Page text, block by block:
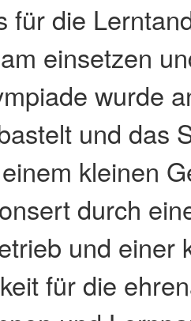
für die
einsetzen
wurde
und das
kleinen
durch
und einer
für die